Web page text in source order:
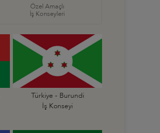
Özel Amaçlı
İş Konseyleri
Türkiye - Burundi
İş Konseyi